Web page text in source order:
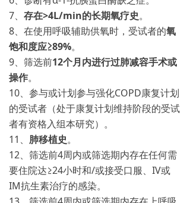
7、 存在>4L/min的长期氧疗史。
8、在使用呼吸辅助供氧时，受试者的氧
饱和度应≥89%。
9、筛选前12个月内进行过肺减容手术或
操作。
10、参与或计划参与强化COPD康复计划
的受试者（处于康复计划维持阶段的受试
者有资格入组本研究）。
11、 肺移植史。
12、筛选前4周内或筛选期内存在任何需
要住院达≥24小时和/或接受口服、IV或
IM抗生素治疗的感染。